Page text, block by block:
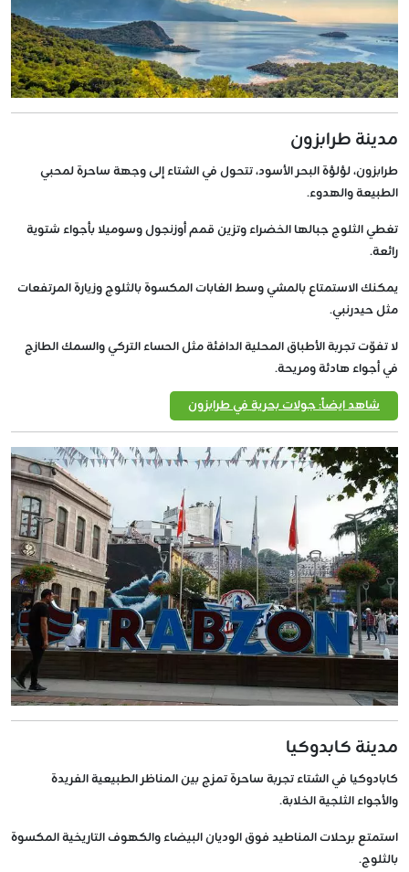
مدينة طرابزون
طرابزون، لؤلؤة البحر الأسود، تتحول في الشتاء إلى وجهة ساحرة لمحبي
الطبيعة والهدوء.
تغطي الثلوج جبالها الخضراء وتزين قمم أوزنجول وسوميلا بأجواء شتوية
رائعة.
يمكنك الاستمتاع بالمشي وسط الغابات المكسوة بالثلوج وزيارة المرتفعات
مثل حيدرنبي.
لا تفوّت تجربة الأطباق المحلية الدافئة مثل الحساء التركي والسمك الطازج
في أجواء هادئة ومريحة.
شاهد ايضاً: جولات بحرية في طرابزون
مدينة كابدوكيا
كابادوكيا في الشتاء تجربة ساحرة تمزج بين المناظر الطبيعية الفريدة
والأجواء الثلجية الخلابة.
استمتع برحلات المناطيد فوق الوديان البيضاء والكهوف التاريخية المكسوة
بالثلوج.